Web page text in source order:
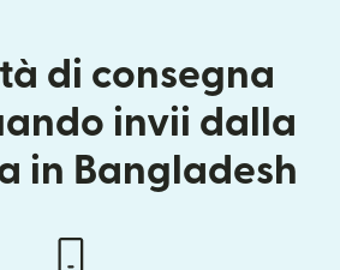
di consegna
invii dalla
in Bangladesh